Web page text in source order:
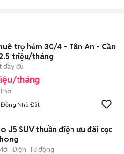
trọ hẻm 30/4 - Tân An - Cần
triệu/tháng
đầy đủ
tháng
Đồng Nhà Đất
J5 SUV thuần điện ưu đãi cọc
Điện Tự động